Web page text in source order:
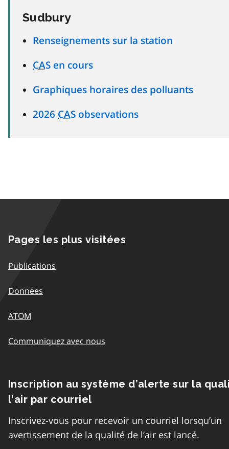
Sudbury
Renseignements sur la station
CAS en cours
Graphiques horaires des polluants
2026 CAS observations
Pages les plus visitées
Publications
Données
ATOM
Communiquez avec nous
Inscription au système d’alerte sur la
l’air par courriel
Inscrivez-vous pour recevoir un courriel lorsqu’un
avertissement de la qualité de l’air est lancé.